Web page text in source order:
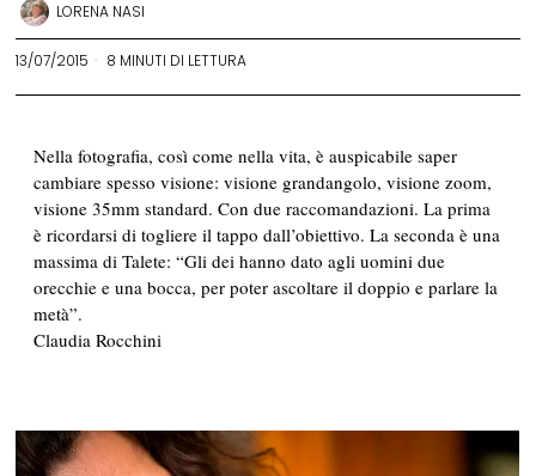
LORENA NASI
13/07/2015 8 MINUTI DI LETTURA
Nella fotografia, così come nella vita, è auspicabile saper
cambiare spesso visione: visione grandangolo, visione zoom,
visione 35mm standard. Con due raccomandazioni. La prima
è ricordarsi di togliere il tappo dall’obiettivo. La seconda è una
massima di Talete: “Gli dei hanno dato agli uomini due
orecchie e una bocca, per poter ascoltare il doppio e parlare la
metà”.
Claudia Rocchini